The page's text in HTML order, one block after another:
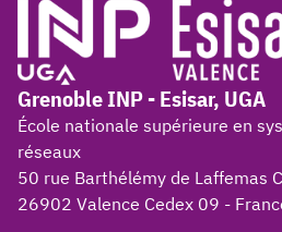
Grenoble INP - Esisar, UGA
École nationale supérieure en
réseaux
50 rue Barthélémy de Laffemas
26902 Valence Cedex 09 -